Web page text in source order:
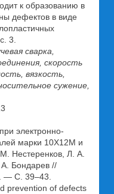
к образованию в
дефектов в виде
3.
сварка,
скорость
вязкость,
сужение,
электронно-
марки 10Х12М и
Нестеренков, Л. А.
Бондарев //
— С. 39–43.
prevention of defects